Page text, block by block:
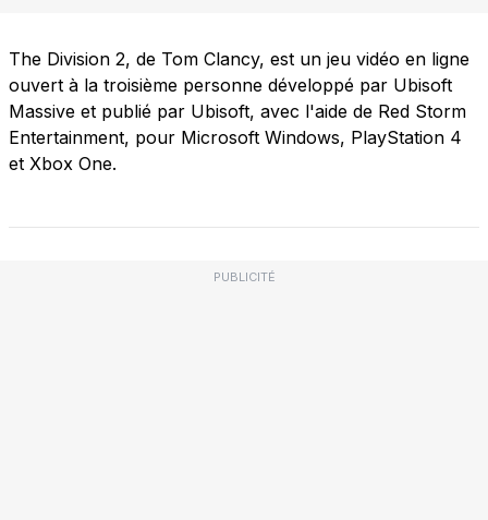
The Division 2, de Tom Clancy, est un jeu vidéo en ligne
ouvert à la troisième personne développé par Ubisoft
Massive et publié par Ubisoft, avec l'aide de Red Storm
Entertainment, pour Microsoft Windows, PlayStation 4
et Xbox One.
PUBLICITÉ